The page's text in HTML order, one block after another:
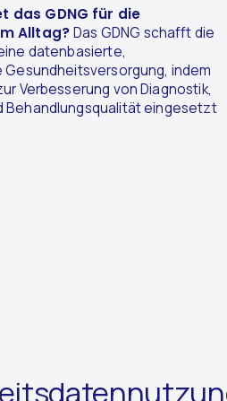
das GDNG für die
Alltag?Das GDNG schafft die
datenbasierte,
indem
Verbesserung von Diagnostik,
Behandlungsqualität eingesetzt